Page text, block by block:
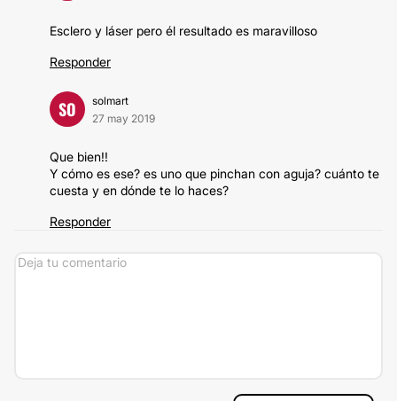
Esclero y láser pero él resultado es maravilloso
Responder
SO
solmart
27 may 2019
Que bien!!
Y cómo es ese? es uno que pinchan con aguja? cuánto te
cuesta y en dónde te lo haces?
Responder